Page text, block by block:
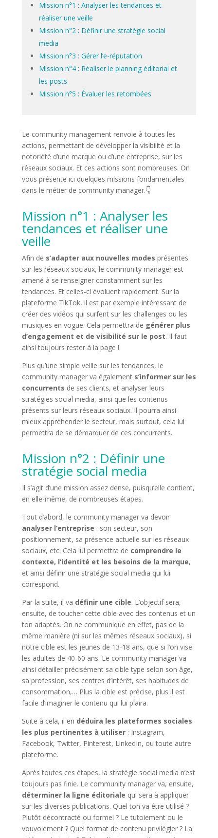
Mission n°1 : Analyser les tendances et
réaliser une veille
Mission n°2 : Définir une stratégie social
media
Mission n°3 : Gérer l’e-réputation
Mission n°4 : Réaliser le planning éditorial et
les posts
Mission n°5 : Évaluer les retombées
Le community management renvoie à toutes les
actions, permettant de développer la visibilité et la
notoriété d’une marque ou d’une entreprise, sur les
réseaux sociaux. Et ces actions sont nombreuses. On
vous présente ici quelques missions fondamentales
dans le métier de community manager.👇
Mission n°1 : Analyser les
tendances et réaliser une
veille
Afin de s’adapter aux nouvelles modes présentes
sur les réseaux sociaux, le community manager est
amené à se renseigner constamment sur les
tendances. Et celles-ci évoluent rapidement. Sur la
plateforme TikTok, il est par exemple intéressant de
créer des vidéos qui surfent sur les challenges ou les
musiques en vogue. Cela permettra de générer plus
d’engagement et de visibilité sur le post. Il faut
ainsi toujours rester à la page !
Plus qu’une simple veille sur les tendances, le
community manager va également s’informer sur les
concurrents de ses clients, et analyser leurs
stratégies social media, ainsi que les contenus
présents sur leurs réseaux sociaux. Il pourra ainsi
mieux appréhender le secteur, mais surtout, cela lui
permettra de se démarquer de ces concurrents.
Mission n°2 : Définir une
stratégie social media
Il s’agit d’une mission assez dense, puisqu’elle contient,
en elle-même, de nombreuses étapes.
Tout d’abord, le community manager va devoir
analyser l’entreprise : son secteur, son
positionnement, sa présence actuelle sur les réseaux
sociaux, etc. Cela lui permettra de comprendre le
contexte, l’identité et les besoins de la marque,
et ainsi définir une stratégie social media qui lui
correspond.
Par la suite, il va définir une cible. L’objectif sera,
ensuite, de toucher cette cible avec des contenus et un
ton adaptés. On ne communique en effet, pas de la
même manière (ni sur les mêmes réseaux sociaux), si
notre cible est les jeunes de 13-18 ans, que si l’on vise
les adultes de 40-60 ans. Le community manager va
ainsi détailler précisément sa cible type selon son âge,
sa profession, ses centres d’intérêt, ses habitudes de
consommation,… Plus la cible est précise, plus il est
facile d’imaginer le contenu qui lui plaira.
Suite à cela, il en déduira les plateformes sociales
les plus pertinentes à utiliser: Instagram,
Facebook, Twitter, Pinterest, LinkedIn, ou toute autre
plateforme.
Après toutes ces étapes, la stratégie social media n’est
toujours pas finie. Le community manager va, ensuite,
déterminer la ligne éditoriale qui sera à appliquer
sur les diverses publications. Quel ton va être utilisé ?
Plutôt décontracté ou formel ? Le tutoiement ou le
vouvoiement ? Quel format de contenu privilégier ? La